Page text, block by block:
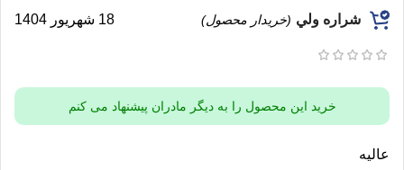
شراره ولي (خریدار محصول) 18 شهریور 1404
خرید این محصول را به دیگر مادران پیشنهاد می کنم
عاليه